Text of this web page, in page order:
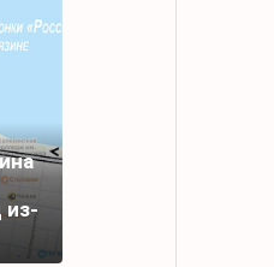
из-